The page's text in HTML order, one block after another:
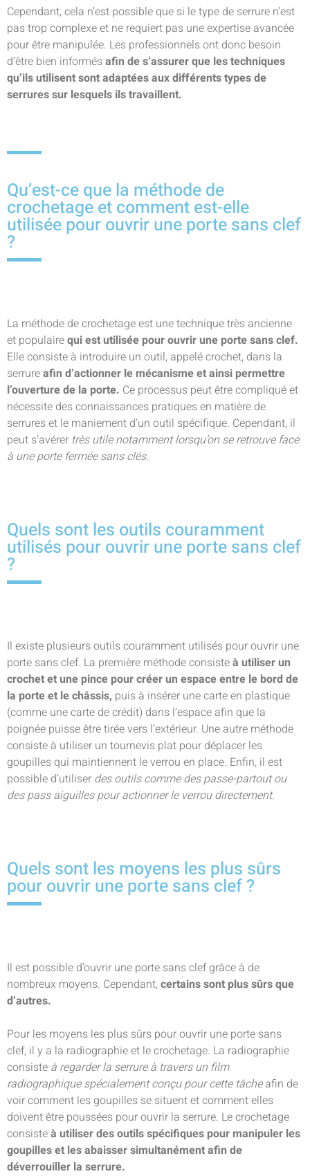
Cependant, cela n’est possible que si le type de serrure n’est
pas trop complexe et ne requiert pas une expertise avancée
pour être manipulée. Les professionnels ont donc besoin
d’être bien informésafin de s’assurer que les techniques
qu’ils utilisent sont adaptées aux différents types de
serrures sur lesquels ils travaillent.
Qu’est-ce que la méthode de
crochetage et comment est-elle
utilisée pour ouvrir une porte sans clef
?
La méthode de crochetage est une technique très ancienne
et populairequi est utilisée pour ouvrir une porte sans clef.
Elle consiste à introduire un outil, appelé crochet, dans la
serrureafin d’actionner le mécanisme et ainsi permettre
l’ouverture de la porte. Ce processus peut être compliqué et
nécessite des connaissances pratiques en matière de
serrures et le maniement d’un outil spécifique. Cependant, il
peut s’avérer très utile notamment lorsqu’on se retrouve face
à une porte fermée sans clés.
Quels sont les outils couramment
utilisés pour ouvrir une porte sans clef
?
Il existe plusieurs outils couramment utilisés pour ouvrir une
porte sans clef. La première méthode consisteà utiliser un
crochet et une pince pour créer un espace entre le bord de
la porte et le châssis, puis à insérer une carte en plastique
(comme une carte de crédit) dans l’espace afin que la
poignée puisse être tirée vers l’extérieur. Une autre méthode
consiste à utiliser un tournevis plat pour déplacer les
goupilles qui maintiennent le verrou en place. Enfin, il est
possible d’utiliser des outils comme des passe-partout ou
des pass aiguilles pour actionner le verrou directement.
Quels sont les moyens les plus sûrs
pour ouvrir une porte sans clef ?
Il est possible d’ouvrir une porte sans clef grâce à de
nombreux moyens. Cependant,certains sont plus sûrs que
d’autres.
Pour les moyens les plus sûrs pour ouvrir une porte sans
clef, il y a la radiographie et le crochetage. La radiographie
consiste à regarder la serrure à travers un film
radiographique spécialement conçu pour cette tâcheafin de
voir comment les goupilles se situent et comment elles
doivent être poussées pour ouvrir la serrure. Le crochetage
consisteà utiliser des outils spécifiques pour manipuler les
goupilles et les abaisser simultanément afin de
déverrouiller la serrure.